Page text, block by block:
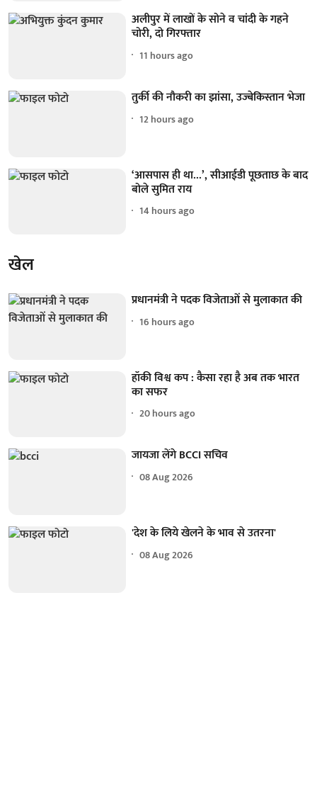
अलीपुर में लाखों के सोने व चांदी के गहने
चोरी, दो गिरफ्तार
11 hours ago
तुर्की की नौकरी का झांसा, उज्बेकिस्तान भेजा
12 hours ago
‘आसपास ही था...’, सीआईडी पूछताछ के बाद
बोले सुमित राय
14 hours ago
खेल
प्रधानमंत्री ने पदक विजेताओं से मुलाकात की
16 hours ago
हॉकी विश्व कप : कैसा रहा है अब तक भारत
का सफर
20 hours ago
जायजा लेंगे BCCI सचिव
08 Aug 2026
'देश के लिये खेलने के भाव से उतरना'
08 Aug 2026